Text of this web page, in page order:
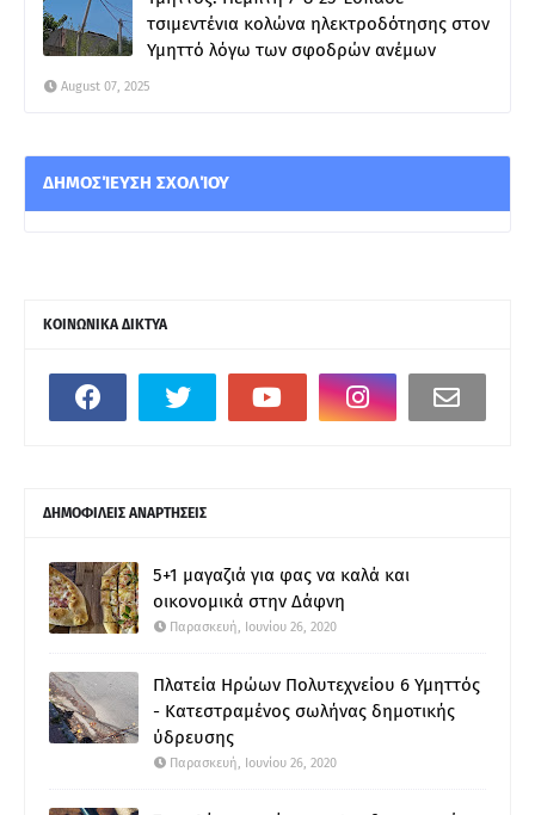
τσιμεντένια κολώνα ηλεκτροδότησης στον
Υμηττό λόγω των σφοδρών ανέμων
August 07, 2025
ΔΗΜΟΣΊΕΥΣΗ ΣΧΟΛΊΟΥ
ΚΟΙΝΩΝΙΚΑ ΔΙΚΤΥΑ
ΔΗΜΟΦΙΛΕΙΣ ΑΝΑΡΤΗΣΕΙΣ
5+1 μαγαζιά για φας να καλά και
οικονομικά στην Δάφνη
Παρασκευή, Ιουνίου 26, 2020
Πλατεία Ηρώων Πολυτεχνείου 6 Υμηττός
- Κατεστραμένος σωλήνας δημοτικής
ύδρευσης
Παρασκευή, Ιουνίου 26, 2020